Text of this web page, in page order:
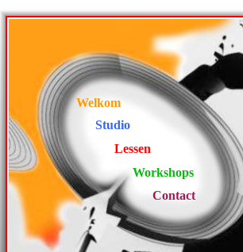
Welkom
Studio
Lessen
Workshops
Contact